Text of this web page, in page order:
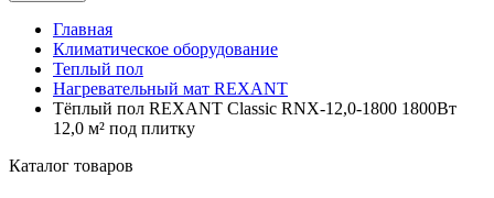
Главная
Климатическое оборудование
Теплый пол
Нагревательный мат REXANT
Тёплый пол REXANT Classic RNX-12,0-1800 1800Вт
12,0 м² под плитку
Каталог товаров